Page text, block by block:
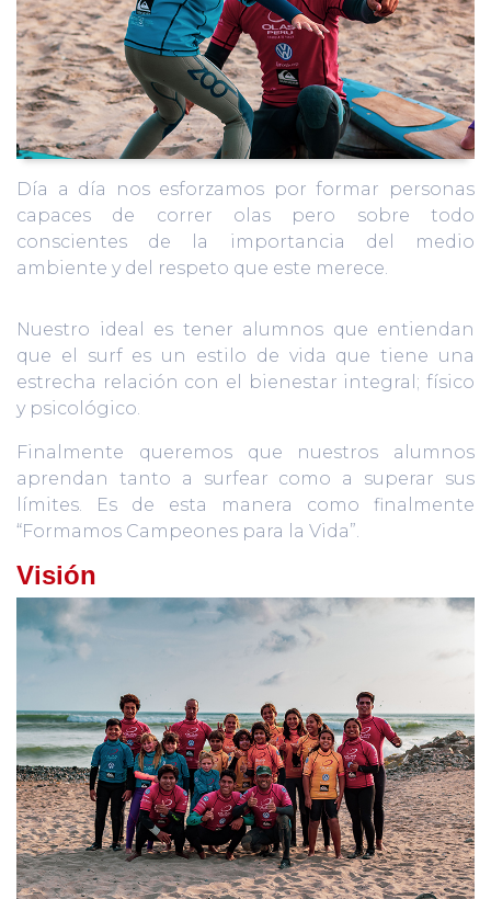
Día a día nos esforzamos por formar personas
capaces de correr olas pero sobre todo
conscientes de la importancia del medio
ambiente y del respeto que este merece.
Nuestro ideal es tener alumnos que entiendan
que el surf es un estilo de vida que tiene una
estrecha relación con el bienestar integral; físico
y psicológico.
Finalmente queremos que nuestros alumnos
aprendan tanto a surfear como a superar sus
límites. Es de esta manera como finalmente
“Formamos Campeones para la Vida”.
Visión